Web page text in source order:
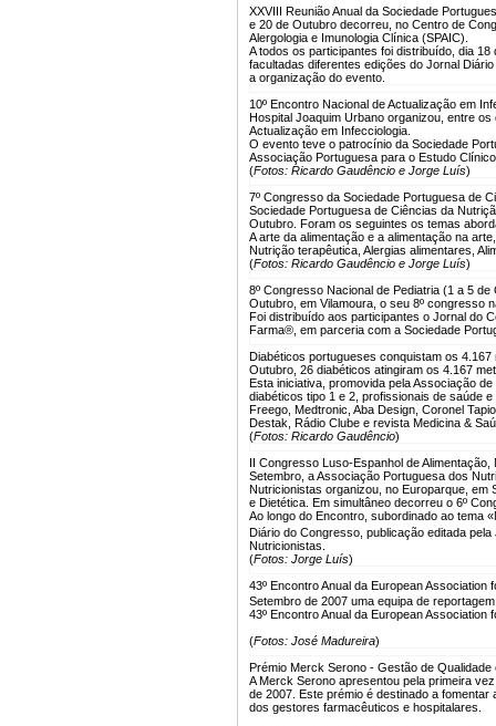
XXVIII Reunião Anual da Sociedade
e 20 de Outubro decorreu, no Centro de
Alergologia e Imunologia Clínica (SPAIC).
A todos os participantes foi distribuído, dia
facultadas diferentes edições do Jornal
a organização do evento.
10º Encontro Nacional de Actualização em
Hospital Joaquim Urbano organizou, entre
Actualização em Infecciologia.
O evento teve o patrocínio da Sociedade
Associação Portuguesa para o Estudo
(Fotos: Ricardo Gaudêncio e Jorge Luís)
7º Congresso da Sociedade Portuguesa de
Sociedade Portuguesa de Ciências da
Outubro. Foram os seguintes os temas
A arte da alimentação e a alimentação na
Nutrição terapêutica, Alergias alimentares,
(Fotos: Ricardo Gaudêncio e Jorge Luís)
8º Congresso Nacional de Pediatria (1 a 5 de
Outubro, em Vilamoura, o seu 8º congresso
Foi distribuído aos participantes o Jornal do
Farma®, em parceria com a Sociedade
Diabéticos portugueses conquistam os
Outubro, 26 diabéticos atingiram os 4.167
Esta iniciativa, promovida pela Associação
diabéticos tipo 1 e 2, profissionais de saúde
Freego, Medtronic, Aba Design, Coronel
Destak, Rádio Clube e revista Medicina &
(Fotos: Ricardo Gaudêncio)
II Congresso Luso-Espanhol de
Setembro, a Associação Portuguesa dos
Nutricionistas organizou, no Europarque, em
e Dietética. Em simultâneo decorreu o 6º
Ao longo do Encontro, subordinado ao tema
Diário do Congresso, publicação editada pela
Nutricionistas.
(Fotos: Jorge Luís)
43º Encontro Anual da European
Setembro de 2007 uma equipa de
43º Encontro Anual da European Association
(Fotos: José Madureira)
Prémio Merck Serono - Gestão de
A Merck Serono apresentou pela primeira
de 2007. Este prémio é destinado a
dos gestores farmacêuticos e hospitalares.